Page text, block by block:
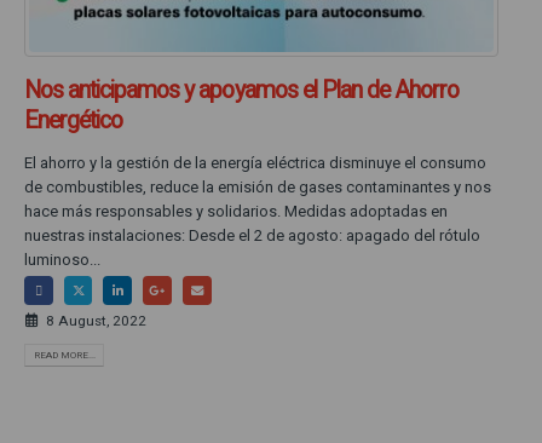
Nos anticipamos y apoyamos el Plan de Ahorro
Energético
El ahorro y la gestión de la energía eléctrica disminuye el consumo
de combustibles, reduce la emisión de gases contaminantes y nos
hace más responsables y solidarios. Medidas adoptadas en
nuestras instalaciones: Desde el 2 de agosto: apagado del rótulo
luminoso...
8 August, 2022
READ MORE...